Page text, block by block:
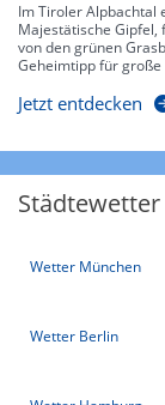
Im Tiroler Alpbachtal
Majestätische Gipfel,
von den grünen
Geheimtipp für
Jetzt entdecken
Städtewetter
Wetter München
Wetter Berlin